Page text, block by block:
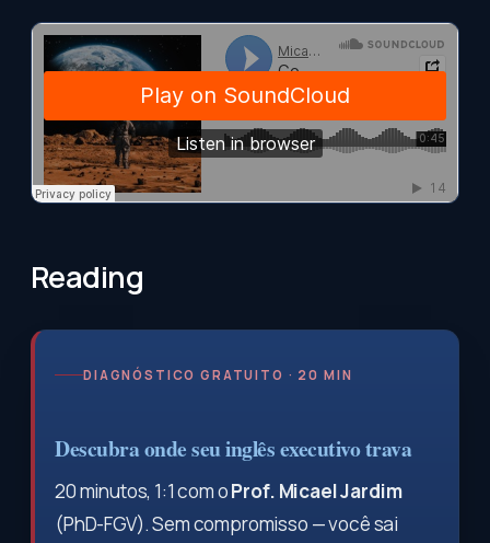
Reading
DIAGNÓSTICO GRATUITO · 20 MIN
Descubra onde seu inglês executivo trava
20 minutos, 1:1 com oProf. Micael Jardim
(PhD-FGV). Sem compromisso — você sai